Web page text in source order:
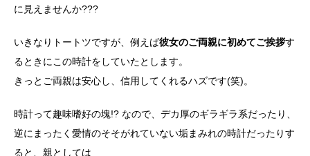
に見えませんか???
いきなりトートツですが、例えば彼女のご両親に初めてご挨拶す
るときにこの時計をしていたとします。
きっとご両親は安心し、信用してくれるハズです(笑)。
時計って趣味嗜好の塊!? なので、デカ厚のギラギラ系だったり、
逆にまったく愛情のそそがれていない垢まみれの時計だったりす
ると、親としては